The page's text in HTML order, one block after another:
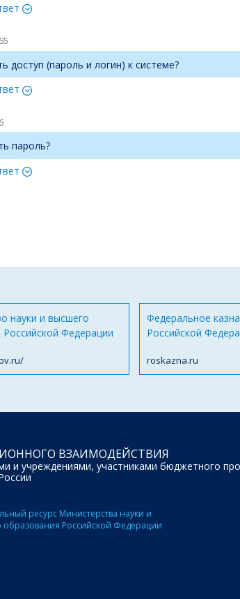
доступ (пароль и логин) к системе?
пароль?
науки и высшего
Федерации
Федеральное
Российской
roskazna.ru
ВЗАИМОДЕЙСТВИЯ
и учреждениями, участниками бюджетного
ресурс Министерства науки и
образования Российской Федерации